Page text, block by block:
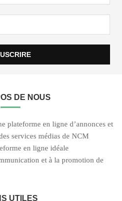
DE NOUS
plateforme en ligne d’annonces et
services médias de NCM
en ligne idéale
et à la promotion de
UTILES